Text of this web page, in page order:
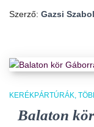
Szerző: Gazsi
KERÉKPÁRTÚRÁK
Balaton